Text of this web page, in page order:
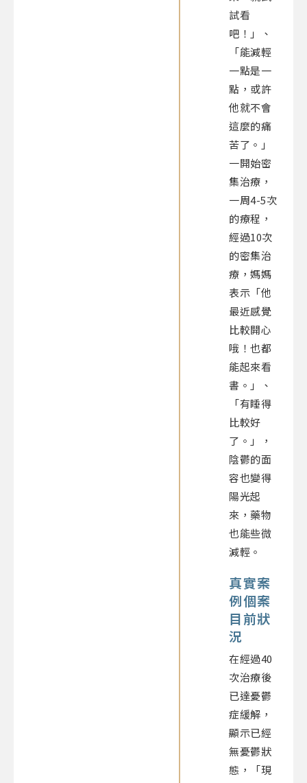
試看
吧！」、
「能減輕
一點是一
點，或許
他就不會
這麼的痛
苦了。」
一開始密
集治療，
一周4-5次
的療程，
經過10次
的密集治
療，媽媽
表示「他
最近感覺
比較開心
哦！也都
能起來看
書。」、
「有睡得
比較好
了。」，
陰鬱的面
容也變得
陽光起
來，藥物
也能些微
減輕。
真實案
例個案
目前狀
況
在經過40
次治療後
已達憂鬱
症緩解，
顯示已經
無憂鬱狀
態，「現